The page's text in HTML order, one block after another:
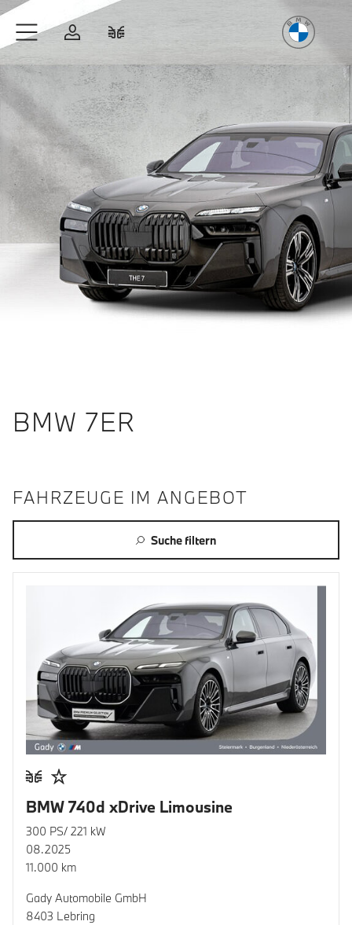
Zum Hauptinhalt springen
Anmelden
BMW 7ER
FAHRZEUGE IM ANGEBOT
Suche filtern
BMW 740d xDrive Limousine
300 PS/ 221 kW
08.2025
11.000 km
Gady Automobile GmbH
8403 Lebring